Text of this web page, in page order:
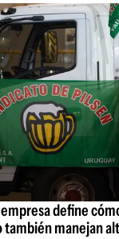
empresa define
manejan